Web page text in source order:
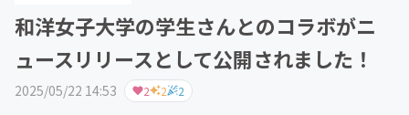
和洋女子大学の学生さんとのコラボがニ
ュースリリースとして公開されました！
2025/05/22 14:53 2 2 2